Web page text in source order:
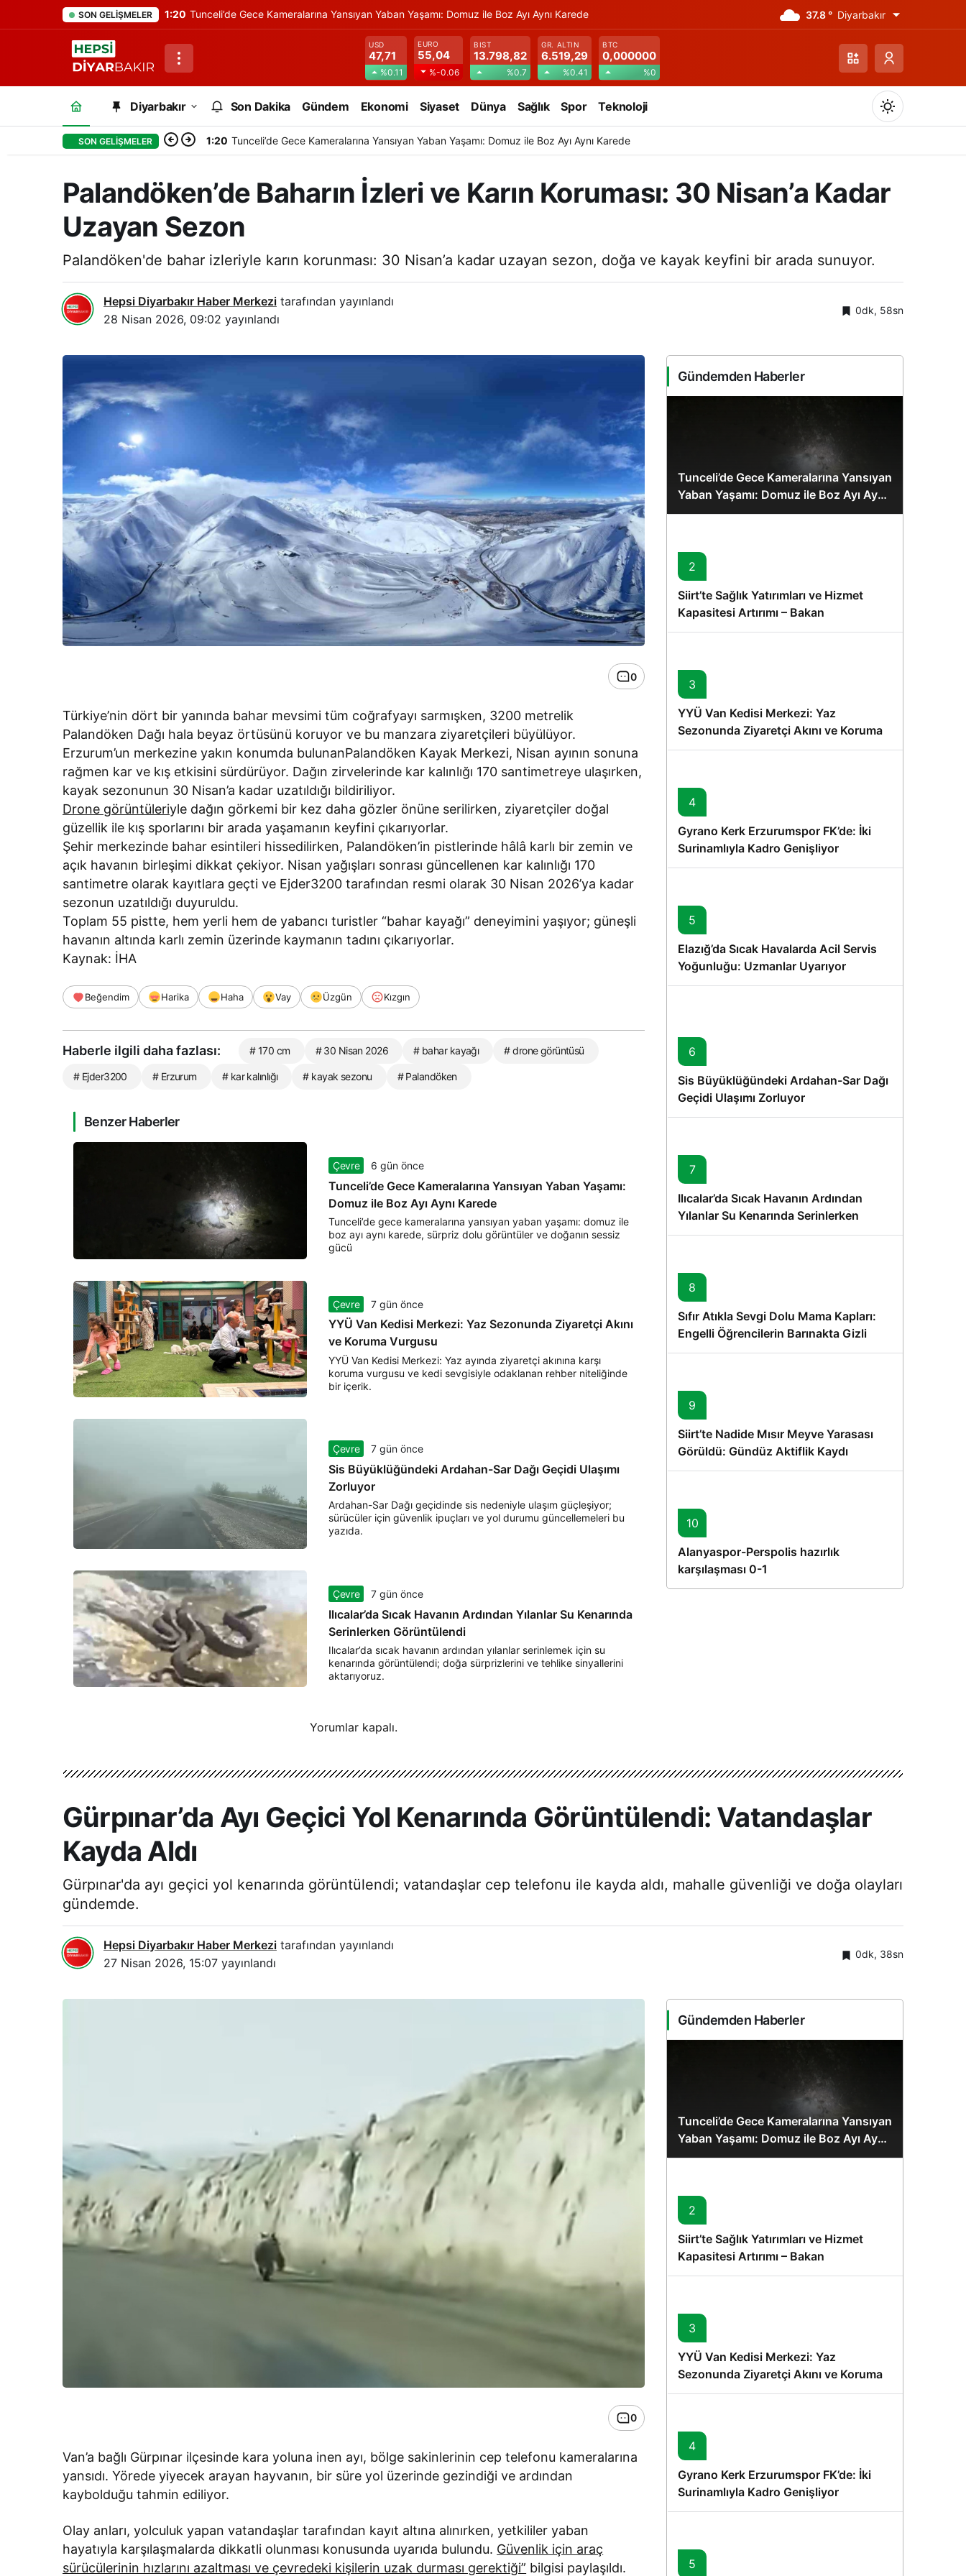
SON GELIŞMELER 1:20 Tunceli’de Gece Kameralarına Yansıyan Yaban Yaşamı: Domuz ile Boz Ayı Aynı Karede 37.8 ° Diyarbakır
USD
47,71
%0.11
EURO
55,04
%-0.06
BIST
13.798,82
%0.7
GR. ALTIN
6.519,29
%0.41
BTC
0,000000
%0
Diyarbakır Son Dakika Gündem Ekonomi Siyaset Dünya Sağlık Spor Teknoloji
SON GELIŞMELER 1:20 Tunceli’de Gece Kameralarına Yansıyan Yaban Yaşamı: Domuz ile Boz Ayı Aynı Karede
Palandöken’de Baharın İzleri ve Karın Koruması: 30 Nisan’a Kadar
Uzayan Sezon
Palandöken'de bahar izleriyle karın korunması: 30 Nisan’a kadar uzayan sezon, doğa ve kayak keyfini bir arada sunuyor.
Hepsi Diyarbakır Haber Merkezi tarafından yayınlandı
28 Nisan 2026, 09:02 yayınlandı
0dk, 58sn
0
Türkiye’nin dört bir yanında bahar mevsimi tüm coğrafyayı sarmışken, 3200 metrelik
Palandöken Dağı hala beyaz örtüsünü koruyor ve bu manzara ziyaretçileri büyülüyor.
Erzurum’un merkezine yakın konumda bulunanPalandöken Kayak Merkezi, Nisan ayının sonuna
rağmen kar ve kış etkisini sürdürüyor. Dağın zirvelerinde kar kalınlığı 170 santimetreye ulaşırken,
kayak sezonunun 30 Nisan’a kadar uzatıldığı bildiriliyor.
Drone görüntüleriyle dağın görkemi bir kez daha gözler önüne serilirken, ziyaretçiler doğal
güzellik ile kış sporlarını bir arada yaşamanın keyfini çıkarıyorlar.
Şehir merkezinde bahar esintileri hissedilirken, Palandöken’in pistlerinde hâlâ karlı bir zemin ve
açık havanın birleşimi dikkat çekiyor. Nisan yağışları sonrası güncellenen kar kalınlığı 170
santimetre olarak kayıtlara geçti ve Ejder3200 tarafından resmi olarak 30 Nisan 2026’ya kadar
sezonun uzatıldığı duyuruldu.
Toplam 55 pistte, hem yerli hem de yabancı turistler “bahar kayağı” deneyimini yaşıyor; güneşli
havanın altında karlı zemin üzerinde kaymanın tadını çıkarıyorlar.
Kaynak: İHA
Beğendim Harika Haha Vay Üzgün Kızgın
Haberle ilgili daha fazlası: # 170 cm # 30 Nisan 2026 # bahar kayağı # drone görüntüsü
# Ejder3200 # Erzurum # kar kalınlığı # kayak sezonu # Palandöken
Benzer Haberler
Çevre 6 gün önce
Tunceli’de Gece Kameralarına Yansıyan Yaban Yaşamı:
Domuz ile Boz Ayı Aynı Karede
Tunceli’de gece kameralarına yansıyan yaban yaşamı: domuz ile
boz ayı aynı karede, sürpriz dolu görüntüler ve doğanın sessiz
gücü
Çevre 7 gün önce
YYÜ Van Kedisi Merkezi: Yaz Sezonunda Ziyaretçi Akını
ve Koruma Vurgusu
YYÜ Van Kedisi Merkezi: Yaz ayında ziyaretçi akınına karşı
koruma vurgusu ve kedi sevgisiyle odaklanan rehber niteliğinde
bir içerik.
Çevre 7 gün önce
Sis Büyüklüğündeki Ardahan-Sar Dağı Geçidi Ulaşımı
Zorluyor
Ardahan-Sar Dağı geçidinde sis nedeniyle ulaşım güçleşiyor;
sürücüler için güvenlik ipuçları ve yol durumu güncellemeleri bu
yazıda.
Çevre 7 gün önce
Ilıcalar’da Sıcak Havanın Ardından Yılanlar Su Kenarında
Serinlerken Görüntülendi
Ilıcalar’da sıcak havanın ardından yılanlar serinlemek için su
kenarında görüntülendi; doğa sürprizlerini ve tehlike sinyallerini
aktarıyoruz.
Yorumlar kapalı.
Gündemden Haberler
Tunceli’de Gece Kameralarına Yansıyan
Yaban Yaşamı: Domuz ile Boz Ayı Aynı
Karede
2
Siirt’te Sağlık Yatırımları ve Hizmet
Kapasitesi Artırımı – Bakan
Memişoğlu’nun Ziyareti
3
YYÜ Van Kedisi Merkezi: Yaz
Sezonunda Ziyaretçi Akını ve Koruma
Vurgusu
4
Gyrano Kerk Erzurumspor FK’de: İki
Surinamlıyla Kadro Genişliyor
5
Elazığ’da Sıcak Havalarda Acil Servis
Yoğunluğu: Uzmanlar Uyarıyor
6
Sis Büyüklüğündeki Ardahan-Sar Dağı
Geçidi Ulaşımı Zorluyor
7
Ilıcalar’da Sıcak Havanın Ardından
Yılanlar Su Kenarında Serinlerken
Görüntülendi
8
Sıfır Atıkla Sevgi Dolu Mama Kapları:
Engelli Öğrencilerin Barınakta Gizli
Dostları İçin Gönüllü Proje
9
Siirt’te Nadide Mısır Meyve Yarasası
Görüldü: Gündüz Aktiflik Kaydı
10
Alanyaspor-Perspolis hazırlık
karşılaşması 0-1
Gürpınar’da Ayı Geçici Yol Kenarında Görüntülendi: Vatandaşlar
Kayda Aldı
Gürpınar'da ayı geçici yol kenarında görüntülendi; vatandaşlar cep telefonu ile kayda aldı, mahalle güvenliği ve doğa olayları
gündemde.
Hepsi Diyarbakır Haber Merkezi tarafından yayınlandı
27 Nisan 2026, 15:07 yayınlandı
0dk, 38sn
0
Van’a bağlı Gürpınar ilçesinde kara yoluna inen ayı, bölge sakinlerinin cep telefonu kameralarına
yansıdı. Yörede yiyecek arayan hayvanın, bir süre yol üzerinde gezindiği ve ardından
kaybolduğu tahmin ediliyor.
Olay anları, yolculuk yapan vatandaşlar tarafından kayıt altına alınırken, yetkililer yaban
hayatıyla karşılaşmalarda dikkatli olunması konusunda uyarıda bulundu. Güvenlik için araç
sürücülerinin hızlarını azaltması ve çevredeki kişilerin uzak durması gerektiği” bilgisi paylaşıldı.
Gündemden Haberler
Tunceli’de Gece Kameralarına Yansıyan
Yaban Yaşamı: Domuz ile Boz Ayı Aynı
Karede
2
Siirt’te Sağlık Yatırımları ve Hizmet
Kapasitesi Artırımı – Bakan
Memişoğlu’nun Ziyareti
3
YYÜ Van Kedisi Merkezi: Yaz
Sezonunda Ziyaretçi Akını ve Koruma
Vurgusu
4
Gyrano Kerk Erzurumspor FK’de: İki
Surinamlıyla Kadro Genişliyor
5